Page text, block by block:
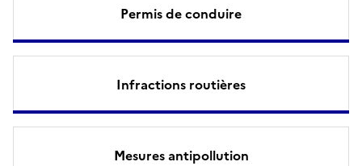
Permis de conduire
Infractions routières
Mesures antipollution